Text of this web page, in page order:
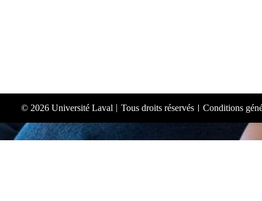
© 2026 Université Laval Tous droits réservés Conditions